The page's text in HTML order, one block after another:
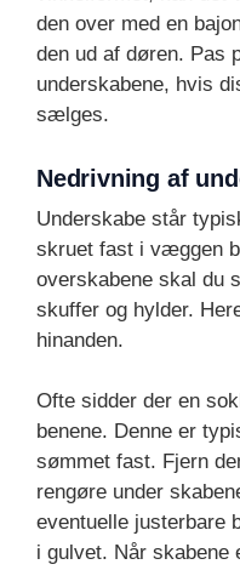
den over med en
den ud af døren. Pas
underskabene, hvis
sælges.
Nedrivning af
Underskabe står
skruet fast i væggen
overskabene skal du
skuffer og hylder.
hinanden.
Ofte sidder der en
benene. Denne er
sømmet fast. Fjern
rengøre under
eventuelle justerbare
i gulvet. Når skabene